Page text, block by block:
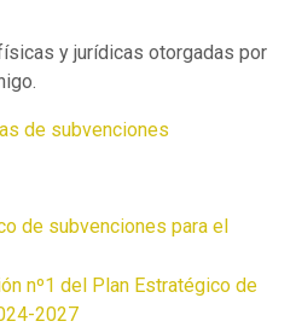
y jurídicas otorgadas por
de subvenciones
de subvenciones para el
nº1 del Plan Estratégico de
2027